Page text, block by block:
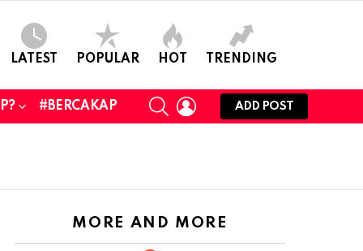
LATEST POPULAR HOT TRENDING
#BERCAKAP
SEARCHLOGIN
ADD POST
MORE AND MORE